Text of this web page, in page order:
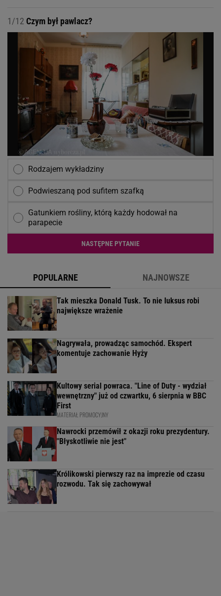
1/12 Czym był pawlacz?
Rodzajem wykładziny
Podwieszaną pod sufitem szafką
Gatunkiem rośliny, którą każdy hodował na
parapecie
NASTĘPNE PYTANIE
POPULARNE NAJNOWSZE
Tak mieszka Donald Tusk. To nie luksus robi
największe wrażenie
Nagrywała, prowadząc samochód. Ekspert
komentuje zachowanie Hyży
Kultowy serial powraca. "Line of Duty - wydział
wewnętrzny" już od czwartku, 6 sierpnia w BBC
First
MATERIAŁ PROMOCYJNY
Nawrocki przemówił z okazji roku prezydentury.
"Błyskotliwie nie jest"
Królikowski pierwszy raz na imprezie od czasu
rozwodu. Tak się zachowywał